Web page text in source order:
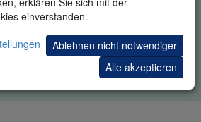
einverstanden.
Ablehnen nicht notwendiger
Alle akzeptieren
zu Trading-Veranstaltungen
sich von diesen Informationen
vertraulich behandelt.